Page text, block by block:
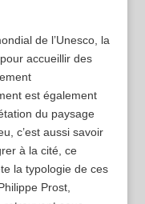
de l’Unesco, la
accueillir des
est également
du paysage
c’est aussi savoir
à la cité, ce
la typologie de ces
Prost,